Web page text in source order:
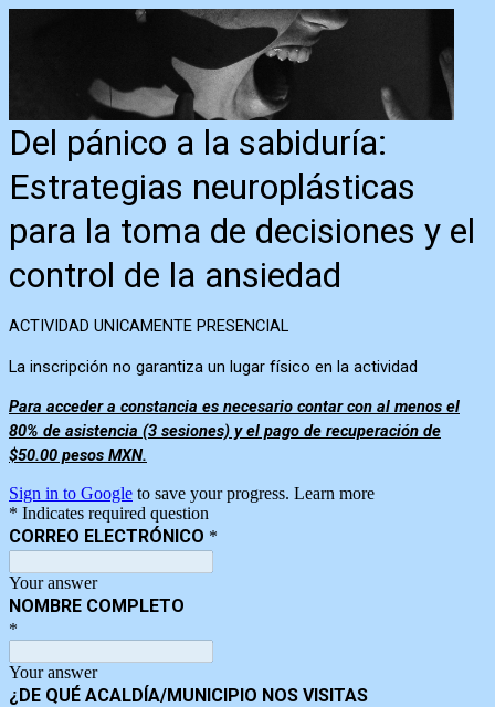
Del pánico a la sabiduría:
Estrategias neuroplásticas
para la toma de decisiones y el
control de la ansiedad
ACTIVIDAD UNICAMENTE PRESENCIAL
La inscripción no garantiza un lugar físico en la actividad
Para acceder a constancia es necesario contar con al menos el
80% de asistencia (3 sesiones) y el pago de recuperación de
$50.00 pesos MXN.
Sign in to Google to save your progress. Learn more
* Indicates required question
CORREO ELECTRÓNICO *
Your answer
NOMBRE COMPLETO
*
Your answer
¿DE QUÉ ACALDÍA/MUNICIPIO NOS VISITAS